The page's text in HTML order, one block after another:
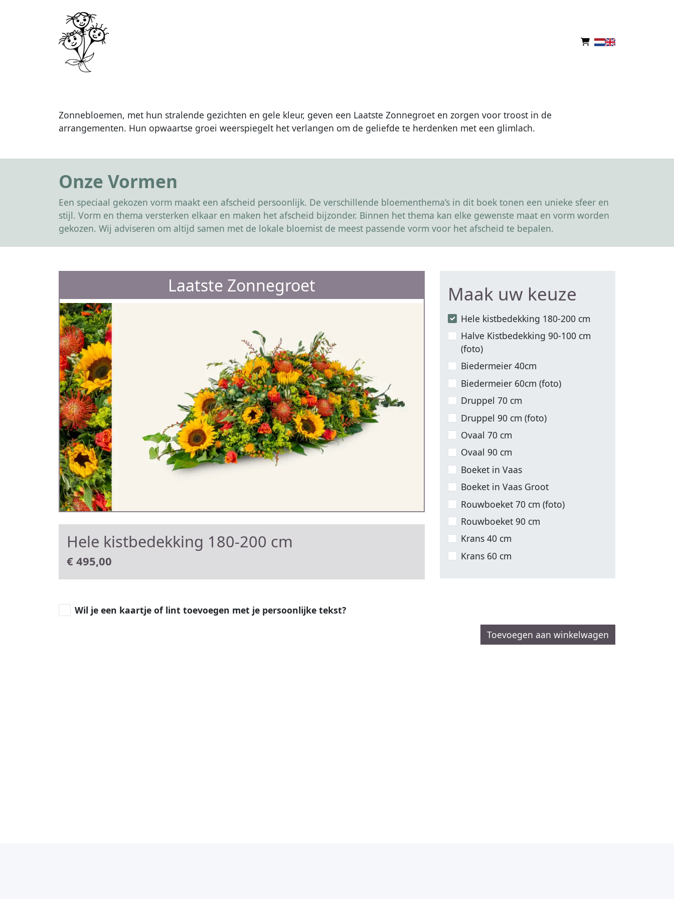
Zonnebloemen, met hun stralende gezichten en gele kleur, geven een Laatste Zonnegroet en zorgen voor troost in de
arrangementen. Hun opwaartse groei weerspiegelt het verlangen om de geliefde te herdenken met een glimlach.
Onze Vormen
Een speciaal gekozen vorm maakt een afscheid persoonlijk. De verschillende bloementhema’s in dit boek tonen een unieke sfeer en
stijl. Vorm en thema versterken elkaar en maken het afscheid bijzonder. Binnen het thema kan elke gewenste maat en vorm worden
gekozen. Wij adviseren om altijd samen met de lokale bloemist de meest passende vorm voor het afscheid te bepalen.
Laatste Zonnegroet
Hele kistbedekking 180-200 cm
€ 495,00
Maak uw keuze
Hele kistbedekking 180-200 cm
Halve Kistbedekking 90-100 cm
(foto)
Biedermeier 40cm
Biedermeier 60cm (foto)
Druppel 70 cm
Druppel 90 cm (foto)
Ovaal 70 cm
Ovaal 90 cm
Boeket in Vaas
Boeket in Vaas Groot
Rouwboeket 70 cm (foto)
Rouwboeket 90 cm
Krans 40 cm
Krans 60 cm
Wil je een kaartje of lint toevoegen met je persoonlijke tekst?
Toevoegen aan winkelwagen